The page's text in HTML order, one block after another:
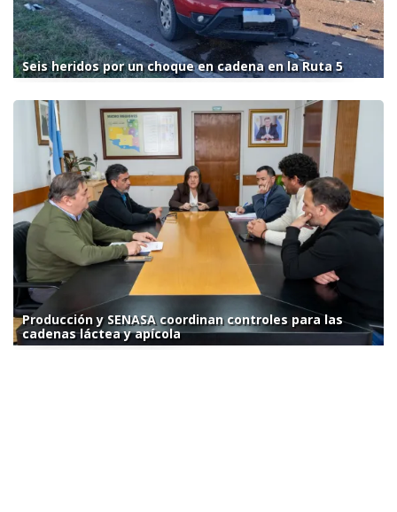
Seis heridos por un choque en cadena en la Ruta 5
Producción y SENASA coordinan controles para las
cadenas láctea y apícola